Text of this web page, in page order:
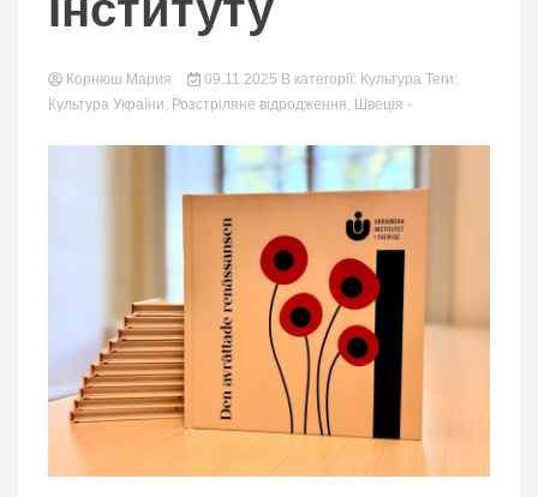
Корнюш Мария 09.11.2025 В категорії: Культура Теги:
Культура України, Розстріляне відродження, Швеція -